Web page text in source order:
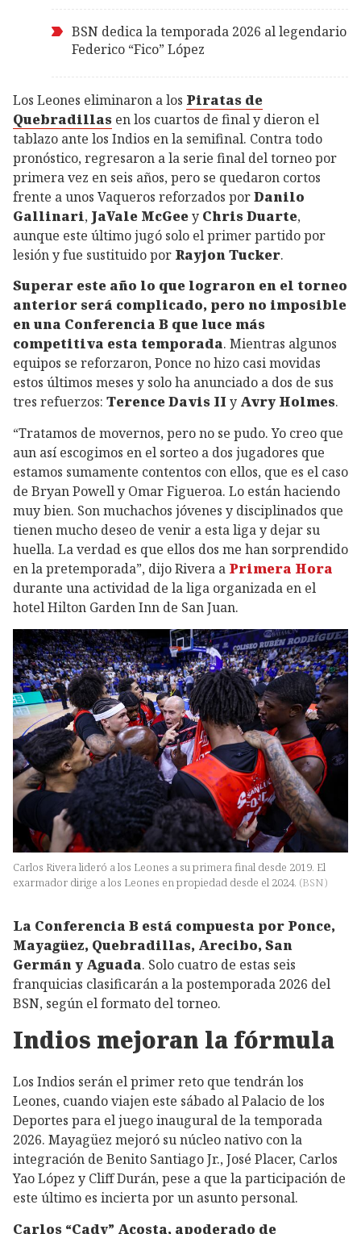
BSN dedica la temporada 2026 al legendario
Federico “Fico” López
Los Leones eliminaron a los Piratas de
Quebradillas en los cuartos de final y dieron el
tablazo ante los Indios en la semifinal. Contra todo
pronóstico, regresaron a la serie final del torneo por
primera vez en seis años, pero se quedaron cortos
frente a unos Vaqueros reforzados porDanilo
Gallinari, JaVale McGeey Chris Duarte,
aunque este último jugó solo el primer partido por
lesión y fue sustituido por Rayjon Tucker.
Superar este año lo que lograron en el torneo
anterior será complicado, pero no imposible
en una Conferencia B que luce más
competitiva esta temporada. Mientras algunos
equipos se reforzaron, Ponce no hizo casi movidas
estos últimos meses y solo ha anunciado a dos de sus
tres refuerzos: Terence Davis II y Avry Holmes.
“Tratamos de movernos, pero no se pudo. Yo creo que
aun así escogimos en el sorteo a dos jugadores que
estamos sumamente contentos con ellos, que es el caso
de Bryan Powell y Omar Figueroa. Lo están haciendo
muy bien. Son muchachos jóvenes y disciplinados que
tienen mucho deseo de venir a esta liga y dejar su
huella. La verdad es que ellos dos me han sorprendido
en la pretemporada”, dijo Rivera a Primera Hora
durante una actividad de la liga organizada en el
hotel Hilton Garden Inn de San Juan.
Carlos Rivera lideró a los Leones a su primera final desde 2019. El
exarmador dirige a los Leones en propiedad desde el 2024. (BSN)
La Conferencia B está compuesta por Ponce,
Mayagüez, Quebradillas, Arecibo, San
Germán y Aguada. Solo cuatro de estas seis
franquicias clasificarán a la postemporada 2026 del
BSN, según el formato del torneo.
Indios mejoran la fórmula
Los Indios serán el primer reto que tendrán los
Leones, cuando viajen este sábado al Palacio de los
Deportes para el juego inaugural de la temporada
2026. Mayagüez mejoró su núcleo nativo con la
integración de Benito Santiago Jr., José Placer, Carlos
Yao López y Cliff Durán, pese a que la participación de
este último es incierta por un asunto personal.
Carlos “Cady” Acosta, apoderado de